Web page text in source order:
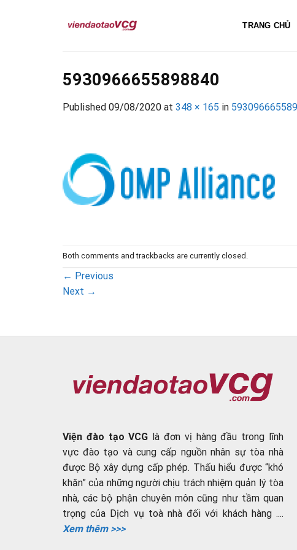
TRANG CHỦ
5930966655898840
Published 09/08/2020 at 348 × 165 in
Both comments and trackbacks are currently closed.
← Previous
Next →
Viện đào tạo VCG là đơn vị hàng đầu trong lĩnh
vực đào tạo và cung cấp nguồn nhân sự tòa nhà
được Bộ xây dựng cấp phép. Thấu hiểu được “khó
khăn” của những người chịu trách nhiệm quản lý tòa
nhà, các bộ phận chuyên môn cũng như tầm quan
trọng của Dịch vụ toà nhà đối với khách hàng ....
Xem thêm >>>